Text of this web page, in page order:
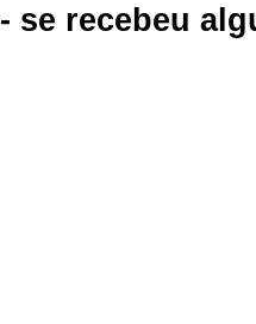
- se recebeu